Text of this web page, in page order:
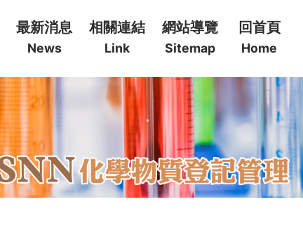
最新消息
News
相關連結
Link
網站導覽
Sitemap
回首頁
Home